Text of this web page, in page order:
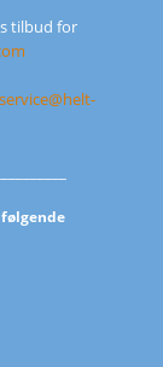
tilbud for
service@helt-